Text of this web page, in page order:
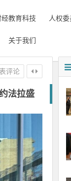
经教育科技 人权
关于我们
法拉盛
评论